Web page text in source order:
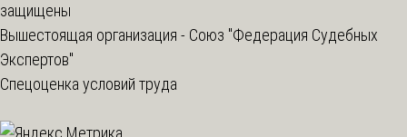
защищены
Вышестоящая организация - Союз "Федерация Судебных
Экспертов"
Спецоценка условий труда